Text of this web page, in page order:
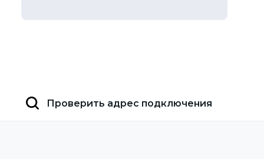
Проверить адрес подключения